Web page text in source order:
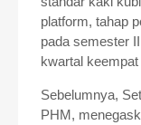
platform, tahap
pada semester
kwartal keempat
Sebelumnya,
PHM,